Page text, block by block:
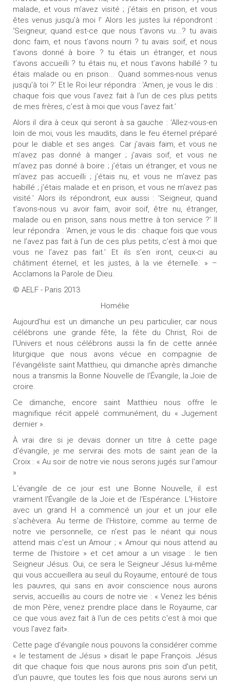
malade, et vous m’avez visité ; j’étais en prison, et vous
êtes venus jusqu’à moi !’ Alors les justes lui répondront :
‘Seigneur, quand est-ce que nous t’avons vu...? tu avais
donc faim, et nous t’avons nourri ? tu avais soif, et nous
t’avons donné à boire ? tu étais un étranger, et nous
t’avons accueilli ? tu étais nu, et nous t’avons habillé ? tu
étais malade ou en prison... Quand sommes-nous venus
jusqu’à toi ?’ Et le Roi leur répondra : ‘Amen, je vous le dis :
chaque fois que vous l’avez fait à l’un de ces plus petits
de mes frères, c’est à moi que vous l’avez fait.’
Alors il dira à ceux qui seront à sa gauche : ‘Allez-vous-en
loin de moi, vous les maudits, dans le feu éternel préparé
pour le diable et ses anges. Car j’avais faim, et vous ne
m’avez pas donné à manger ; j’avais soif, et vous ne
m’avez pas donné à boire ; j’étais un étranger, et vous ne
m’avez pas accueilli ; j’étais nu, et vous ne m’avez pas
habillé ; j’étais malade et en prison, et vous ne m’avez pas
visité.’ Alors ils répondront, eux aussi : ‘Seigneur, quand
t’avons-nous vu avoir faim, avoir soif, être nu, étranger,
malade ou en prison, sans nous mettre à ton service ?’ Il
leur répondra : ‘Amen, je vous le dis : chaque fois que vous
ne l’avez pas fait à l’un de ces plus petits, c’est à moi que
vous ne l’avez pas fait.’ Et ils s’en iront, ceux-ci au
châtiment éternel, et les justes, à la vie éternelle. » –
Acclamons la Parole de Dieu.
© AELF - Paris 2013
Homélie
Aujourd'hui est un dimanche un peu particulier, car nous
célébrons une grande fête, la fête du Christ, Roi de
l'Univers et nous célébrons aussi la fin de cette année
liturgique que nous avons vécue en compagnie de
l'évangéliste saint Matthieu, qui dimanche après dimanche
nous a transmis la Bonne Nouvelle de l'Évangile, la Joie de
croire.
Ce dimanche, encore saint Matthieu nous offre le
magnifique récit appelé communément, du « Jugement
dernier ».
À vrai dire si je devais donner un titre à cette page
d'évangile, je me servirai des mots de saint jean de la
Croix : « Au soir de notre vie nous serons jugés sur l'amour
»
L'évangile de ce jour est une Bonne Nouvelle, il est
vraiment l'Évangile de la Joie et de l'Espérance. L'Histoire
avec un grand H a commencé un jour et un jour elle
s'achèvera. Au terme de l'Histoire, comme au terme de
notre vie personnelle, ce n'est pas le néant qui nous
attend mais c'est un Amour ; « Amour qui nous attend au
terme de l'histoire » et cet amour a un visage : le tien
Seigneur Jésus. Oui, ce sera le Seigneur Jésus lui-même
qui vous accueillera au seuil du Royaume, entouré de tous
les pauvres, qui sans en avoir conscience nous aurons
servis, accueillis au cours de notre vie : « Venez les bénis
de mon Père, venez prendre place dans le Royaume, car
ce que vous avez fait à l'un de ces petits c'est à moi que
vous l'avez fait».
Cette page d'évangile nous pouvons la considérer comme
« le testament de Jésus » disait le pape François. Jésus
dit que chaque fois que nous aurons pris soin d'un petit,
d'un pauvre, que toutes les fois que nous aurons servi un